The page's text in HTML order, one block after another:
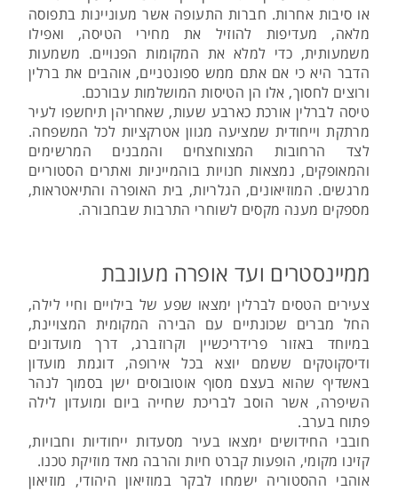
או סיבות אחרות. חברות התעופה אשר מעוניינות בתפוסה
מלאה, מעדיפות להוזיל את מחירי הטיסה, ואפילו
משמעותית, כדי למלא את המקומות הפנויים. משמעות
הדבר היא כי אם אתם ממש ספונטניים, אוהבים את ברלין
ורוצים לחסוך, אלו הן הטיסות המושלמות עבורכם.
טיסה לברלין אורכת כארבע שעות, שאחריהן תיחשפו לעיר
מרתקת וייחודית שמציעה מגוון אטרקציות לכל המשפחה.
לצד הרחובות המצוחצחים והמבנים המרשימים
והמאופקים, נמצאות חנויות בוהמייניות ואתרים הסטוריים
מרגשים. המוזיאונים, הגלריות, בית האופרה והתיאטראות,
מספקים מענה מקסים לשוחרי התרבות שבחבורה.
ממיינסטרים ועד אופרה מעונבת
צעירים הטסים לברלין ימצאו שפע של בילויים וחיי לילה,
החל מברים שכונתיים עם הבירה המקומית המצויינת,
במיוחד באזור פרידריכשיין וקרוזברג, דרך מועדונים
ודיסקוטקים ששמם יוצא בכל אירופה, דוגמת מועדון
באשדיף שהוא בעצם מסוף אוטובוסים ישן בסמוך לנהר
השיפרה, אשר הוסב לבריכת שחייה ביום ומועדון לילה
פתוח בערב.
חובבי החידושים ימצאו בעיר מסעדות ייחודיות וחבויות,
קזינו מקומי, הופעות קברט חיות והרבה מאד מוזיקת טכנו.
אוהבי ההסטוריה ישמחו לבקר במוזיאון היהודי, מוזיאון